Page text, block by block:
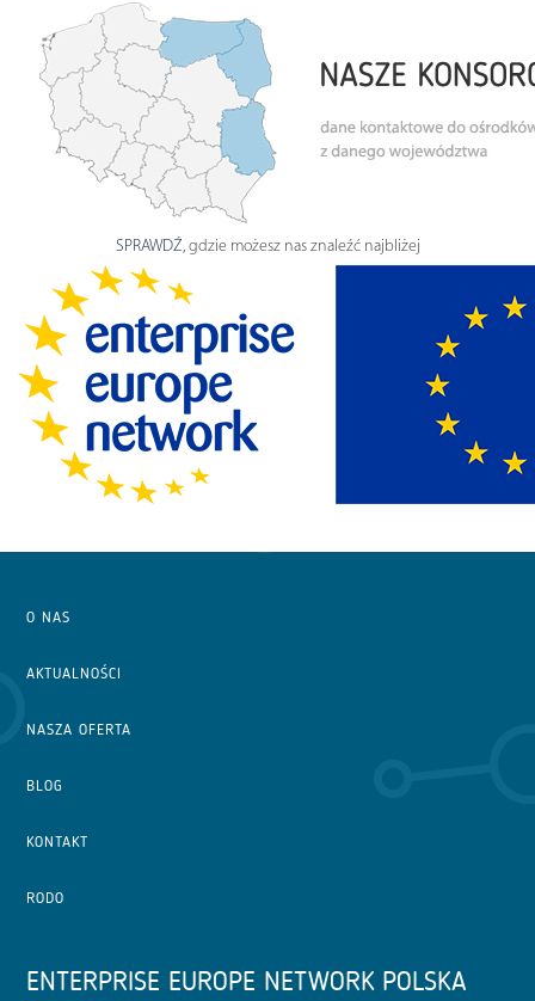
SPRAWDŹ, gdzie możesz nas znaleźć najbliżej
O NAS
AKTUALNOŚCI
NASZA OFERTA
BLOG
KONTAKT
RODO
ENTERPRISE EUROPE NETWORK POLSKA